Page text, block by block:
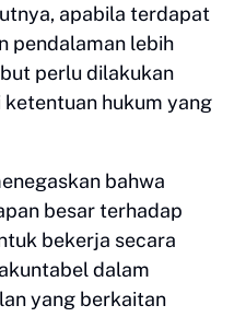
apabila terdapat
pendalaman lebih
perlu dilakukan
hukum yang
bahwa
besar terhadap
bekerja secara
dalam
yang berkaitan